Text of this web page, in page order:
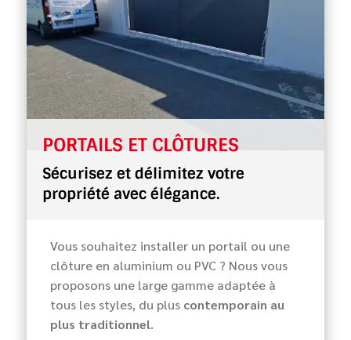
PORTAILS ET CLÔTURES
Sécurisez et délimitez votre
propriété avec élégance.
Vous souhaitez installer un portail ou une
clôture en aluminium ou PVC ? Nous vous
proposons une large gamme adaptée à
tous les styles, du plus contemporain au
plus traditionnel.